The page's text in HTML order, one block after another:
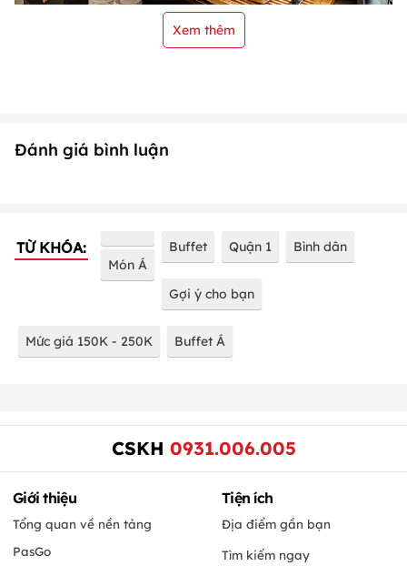
Xem thêm
Đánh giá bình luận
TỪ KHÓA:
Món Á
Buffet Quận 1 Bình dân
Gợi ý cho bạn
Mức giá 150K - 250K Buffet Á
CSKH 0931.006.005
Giới thiệu
Tổng quan về nền tảng
PasGo
Tiện ích
Địa điểm gần bạn
Tìm kiếm ngay